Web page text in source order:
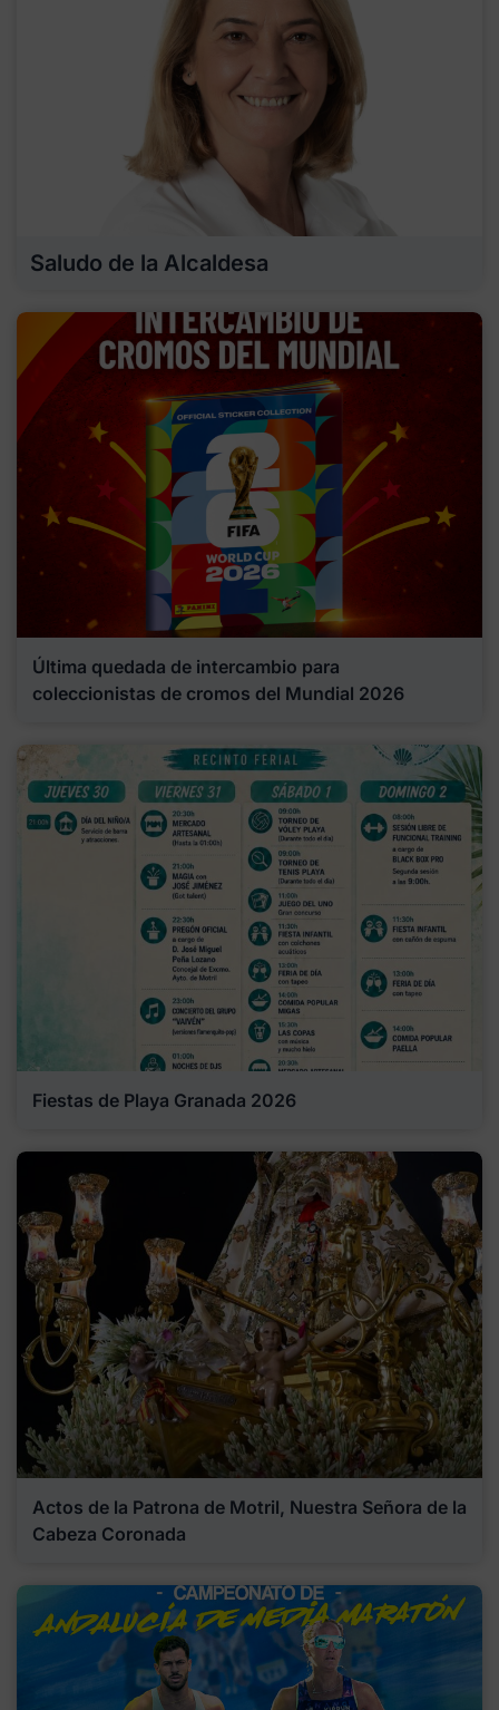
Saludo de la Alcaldesa
Última quedada de intercambio para
coleccionistas de cromos del Mundial 2026
Fiestas de Playa Granada 2026
Actos de la Patrona de Motril, Nuestra Señora de la
Cabeza Coronada